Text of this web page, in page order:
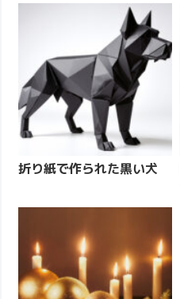
折り紙で作られた黒い犬